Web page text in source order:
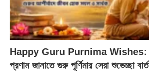
Happy Guru Purnima Wishes:
প্রণাম জানাতে গুরু পূর্ণিমার সেরা শুভেচ্ছা